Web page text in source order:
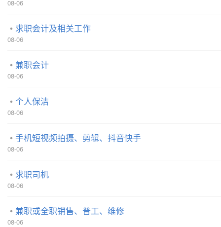
08-06
求职会计及相关工作
08-06
兼职会计
08-06
个人保洁
08-06
手机短视频拍摄、剪辑、抖音快手
08-06
求职司机
08-06
兼职或全职销售、普工、维修
08-06